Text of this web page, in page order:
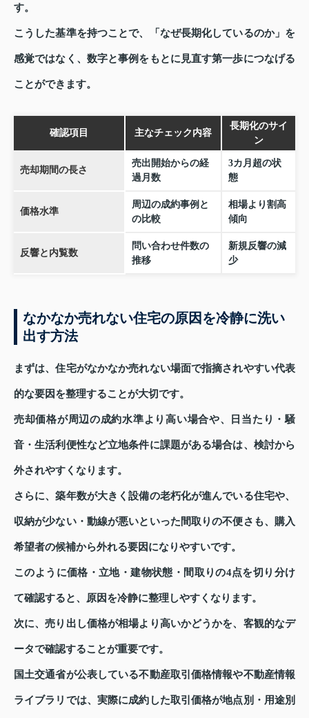
す。
こうした基準を持つことで、「なぜ長期化しているのか」を
感覚ではなく、数字と事例をもとに見直す第一歩につなげる
ことができます。
確認項目 主なチェック内容
長期化のサイ
ン
売却期間の長さ
売出開始からの経
過月数
3カ月超の状
態
価格水準
周辺の成約事例と
の比較
相場より割高
傾向
反響と内覧数
問い合わせ件数の
推移
新規反響の減
少
なかなか売れない住宅の原因を冷静に洗い
出す方法
まずは、住宅がなかなか売れない場面で指摘されやすい代表
的な要因を整理することが大切です。
売却価格が周辺の成約水準より高い場合や、日当たり・騒
音・生活利便性など立地条件に課題がある場合は、検討から
外されやすくなります。
さらに、築年数が大きく設備の老朽化が進んでいる住宅や、
収納が少ない・動線が悪いといった間取りの不便さも、購入
希望者の候補から外れる要因になりやすいです。
このように価格・立地・建物状態・間取りの4点を切り分け
て確認すると、原因を冷静に整理しやすくなります。
次に、売り出し価格が相場より高いかどうかを、客観的なデ
ータで確認することが重要です。
国土交通省が公表している不動産取引価格情報や不動産情報
ライブラリでは、実際に成約した取引価格が地点別・用途別